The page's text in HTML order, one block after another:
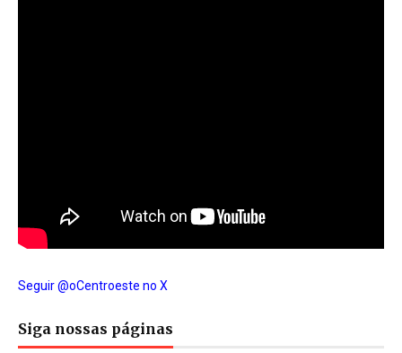
Seguir @oCentroeste no X
Siga nossas páginas